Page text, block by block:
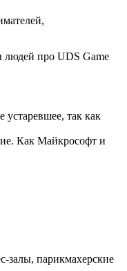
людей про UDS Game
так как
Как Майкрософт и
залы, парикмахерские